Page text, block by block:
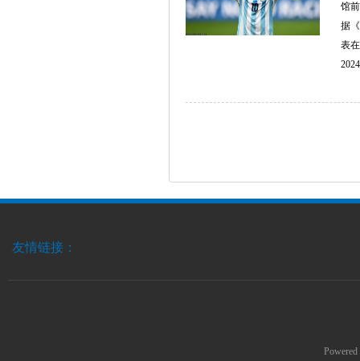
馆
据
表
友情链接：